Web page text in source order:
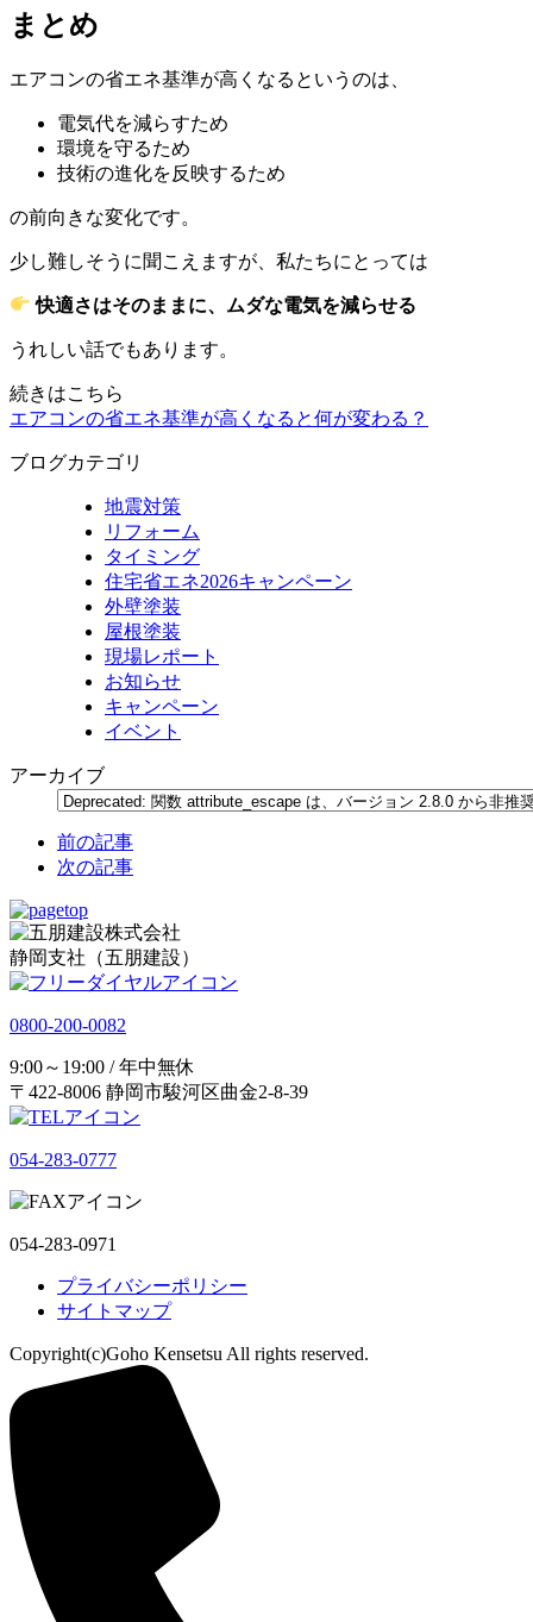
まとめ
エアコンの省エネ基準が高くなるというのは、
電気代を減らすため
環境を守るため
技術の進化を反映するため
の前向きな変化です。
少し難しそうに聞こえますが、私たちにとっては
快適さはそのままに、ムダな電気を減らせる
うれしい話でもあります。
続きはこちら
エアコンの省エネ基準が高くなると何が変わる？
ブログカテゴリ
地震対策
リフォーム
タイミング
住宅省エネ2026キャンペーン
外壁塗装
屋根塗装
現場レポート
お知らせ
キャンペーン
イベント
アーカイブ
前の記事
次の記事
静岡支社（五朋建設）
0800-200-0082
9:00～19:00 / 年中無休
〒422-8006 静岡市駿河区曲金2-8-39
054-283-0777
054-283-0971
プライバシーポリシー
サイトマップ
Copyright(c)Goho Kensetsu All rights reserved.